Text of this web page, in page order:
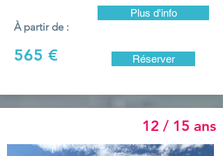
À partir de :
Plus d'info
565 € Réserver
12 / 15 ans